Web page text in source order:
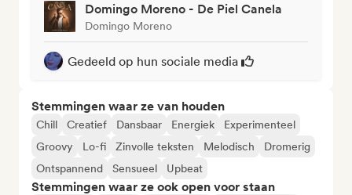
Domingo Moreno - De Piel Canela
Domingo Moreno
Gedeeld op hun sociale media
Stemmingen waar ze van houden
Chill Creatief Dansbaar Energiek
Experimenteel
Groovy
Lo-fi Zinvolle teksten Melodisch
Dromerig
Ontspannend
Sensueel Upbeat
Stemmingen waar ze ook open voor staan